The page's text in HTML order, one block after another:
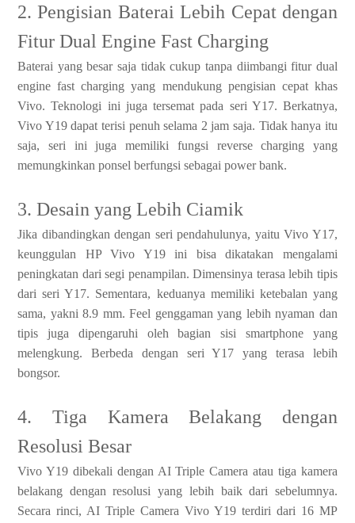
2. Pengisian Baterai Lebih Cepat dengan
Fitur Dual Engine Fast Charging
Baterai yang besar saja tidak cukup tanpa diimbangi fitur dual
engine fast charging yang mendukung pengisian cepat khas
Vivo. Teknologi ini juga tersemat pada seri Y17. Berkatnya,
Vivo Y19 dapat terisi penuh selama 2 jam saja. Tidak hanya itu
saja, seri ini juga memiliki fungsi reverse charging yang
memungkinkan ponsel berfungsi sebagai power bank.
3. Desain yang Lebih Ciamik
Jika dibandingkan dengan seri pendahulunya, yaitu Vivo Y17,
keunggulan HP Vivo Y19 ini bisa dikatakan mengalami
peningkatan dari segi penampilan. Dimensinya terasa lebih tipis
dari seri Y17. Sementara, keduanya memiliki ketebalan yang
sama, yakni 8.9 mm. Feel genggaman yang lebih nyaman dan
tipis juga dipengaruhi oleh bagian sisi smartphone yang
melengkung. Berbeda dengan seri Y17 yang terasa lebih
bongsor.
4. Tiga Kamera Belakang dengan
Resolusi Besar
Vivo Y19 dibekali dengan AI Triple Camera atau tiga kamera
belakang dengan resolusi yang lebih baik dari sebelumnya.
Secara rinci, AI Triple Camera Vivo Y19 terdiri dari 16 MP